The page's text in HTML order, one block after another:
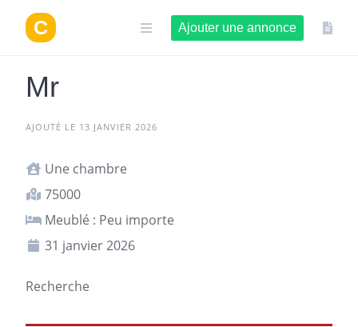
contenu
Ajouter une annonce
Mr
AJOUTÉ LE 13 JANVIER 2026
Une chambre
75000
Meublé : Peu importe
31 janvier 2026
Recherche